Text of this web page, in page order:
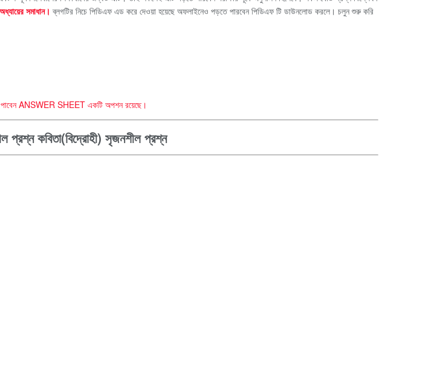
সমাধান। ব্লগটির নিচে পিডিএফ এড করে দেওয়া হয়েছে অফলাইনেও পড়তে পারবেন পিডিএফ টি ডাউনলোড করলে। চলুন শুরু করি
পাবেন ANSWER SHEET একটি অপশন রয়েছে।
প্রশ্ন কবিতা(বিদ্রোহী) সৃজনশীল প্রশ্ন